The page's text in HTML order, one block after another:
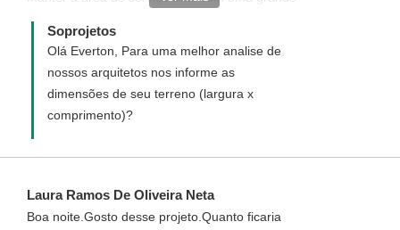
varanda com churrasqueira no espaço em L formado
da varanda atual à área de serviço. A cozinha tambem
pode ser aumentada.
Soprojetos
Olá Everton, Para uma melhor analise de
nossos arquitetos nos informe as
dimensões de seu terreno (largura x
comprimento)?
Laura Ramos De Oliveira Neta
Boa noite.Gosto desse projeto.Quanto ficaria